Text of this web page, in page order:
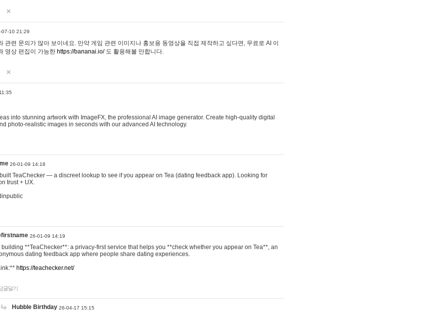
07-10 21:29
관련 문의가 많아 보이네요. 만약 게임 관련 이미지나 홍보용 동영상을 직접 제작하고 싶다면, 무료로 AI 이
영상 편집이 가능한 https://bananai.io/도 활용해볼 만합니다.
into stunning artwork with ImageFX, the professional AI image generator. Create high-quality digital
photo-realistic images in seconds with our advanced AI technology.
26-01-09 14:18
TeaChecker — a discreet lookup to see if you appear on Tea (dating feedback app). Looking for
trust + UX.
26-01-09 14:19
building **TeaChecker**: a privacy-first service that helps you **check whether you appear on Tea**, an
dating feedback app where people share dating experiences.
https://teachecker.net/
글달기
Hubble Birthday 26-04-17 15:15